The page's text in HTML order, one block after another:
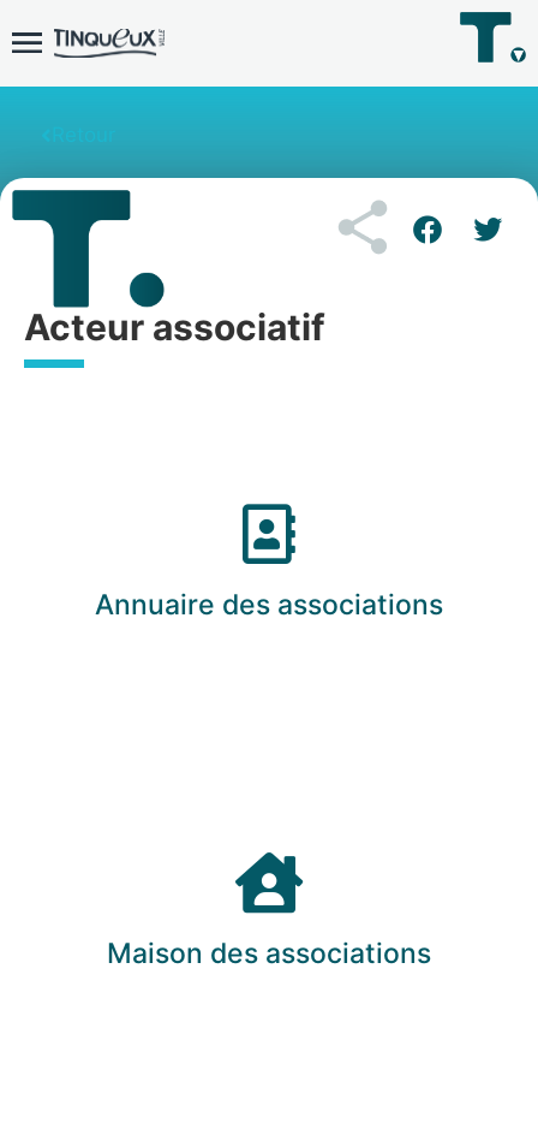
Acteur associatif
Annuaire des associations
Maison des associations